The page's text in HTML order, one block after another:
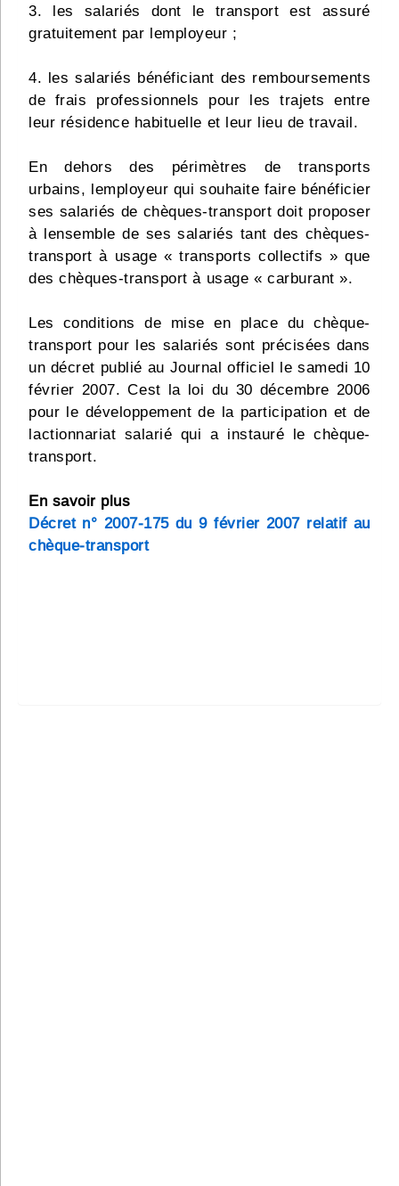
3. les salariés dont le transport est assuré
gratuitement par lemployeur ;
4. les salariés bénéficiant des remboursements
de frais professionnels pour les trajets entre
leur résidence habituelle et leur lieu de travail.
En dehors des périmètres de transports
urbains, lemployeur qui souhaite faire bénéficier
ses salariés de chèques-transport doit proposer
à lensemble de ses salariés tant des chèques-
transport à usage « transports collectifs » que
des chèques-transport à usage « carburant ».
Les conditions de mise en place du chèque-
transport pour les salariés sont précisées dans
un décret publié au Journal officiel le samedi 10
février 2007. Cest la loi du 30 décembre 2006
pour le développement de la participation et de
lactionnariat salarié qui a instauré le chèque-
transport.
En savoir plus
Décret n° 2007-175 du 9 février 2007 relatif au
chèque-transport